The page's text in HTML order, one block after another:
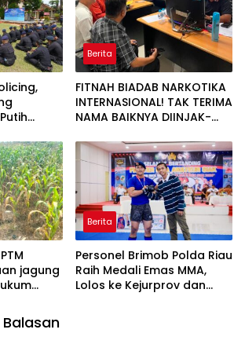
Berita
FITNAH BIADAB NARKOTIKA
INTERNASIONAL! TAK TERIMA
NAMA BAIKNYA DIINJAK-
DECLARE WAR: SIAP Bantai
DAN SERET AKUN PEMBUNUH
KARAKTER KE PENJARA
POLDA KEPRI!
jagung
Berita
Personel Brimob Polda Riau
Raih Medali Emas MMA,
Lolos ke Kejurprov dan